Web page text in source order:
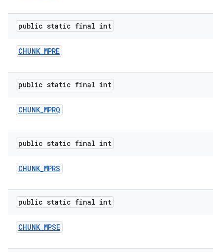
public static final int
CHUNK_MPRE
public static final int
CHUNK_MPRQ
public static final int
CHUNK_MPRS
public static final int
CHUNK_MPSE